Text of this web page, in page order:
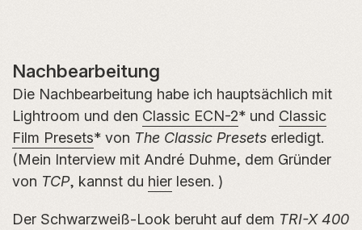
Nachbearbeitung
Die Nachbearbeitung habe ich hauptsächlich mit
Lightroom und den Classic ECN-2* und Classic
Film Presets* von The Classic Presets erledigt.
(Mein Interview mit André Duhme, dem Gründer
von TCP, kannst du hier lesen. )
Der Schwarzweiß-Look beruht auf dem TRI-X 400